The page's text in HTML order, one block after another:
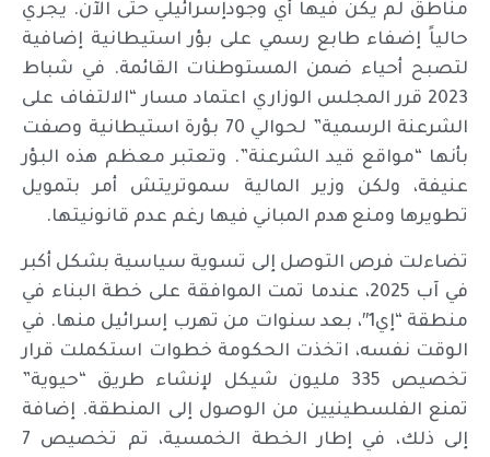
مناطق لم يكن فيها أي وجودإسرائيلي حتى الآن. يجري
حالياً إضفاء طابع رسمي على بؤر استيطانية إضافية
لتصبح أحياء ضمن المستوطنات القائمة. في شباط
2023 قرر المجلس الوزاري اعتماد مسار “الالتفاف على
الشرعنة الرسمية” لحوالي 70 بؤرة استيطانية وصفت
بأنها “مواقع قيد الشرعنة”. وتعتبر معظم هذه البؤر
عنيفة، ولكن وزير المالية سموتريتش أمر بتمويل
تطويرها ومنع هدم المباني فيها رغم عدم قانونيتها.
تضاءلت فرص التوصل إلى تسوية سياسية بشكل أكبر
في آب 2025، عندما تمت الموافقة على خطة البناء في
منطقة “إي1″، بعد سنوات من تهرب إسرائيل منها. في
الوقت نفسه، اتخذت الحكومة خطوات استكملت قرار
تخصيص 335 مليون شيكل لإنشاء طريق “حيوية”
تمنع الفلسطينيين من الوصول إلى المنطقة. إضافة
إلى ذلك، في إطار الخطة الخمسية، تم تخصيص 7